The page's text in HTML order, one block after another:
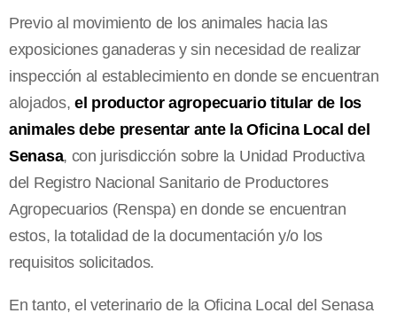
Previo al movimiento de los animales hacia las
exposiciones ganaderas y sin necesidad de realizar
inspección al establecimiento en donde se encuentran
alojados, el productor agropecuario titular de los
animales debe presentar ante la Oficina Local del
Senasa, con jurisdicción sobre la Unidad Productiva
del Registro Nacional Sanitario de Productores
Agropecuarios (Renspa) en donde se encuentran
estos, la totalidad de la documentación y/o los
requisitos solicitados.
En tanto, el veterinario de la Oficina Local del Senasa